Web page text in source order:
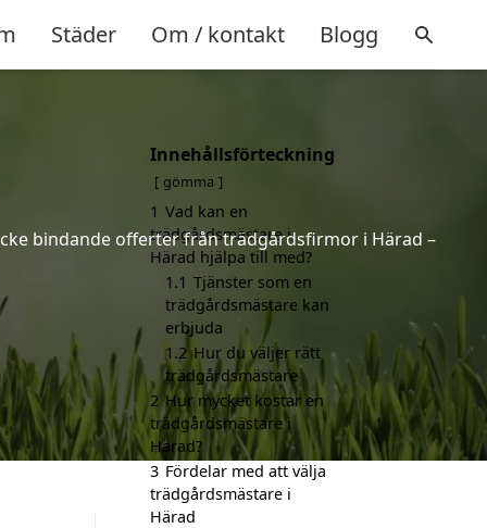
Städer Om / kontakt Blogg
bindande offerter från trädgårdsfirmor i Härad –
Innehållsförteckning
gömma
1 Vad kan en
trädgårdsmästare i
Härad hjälpa till med?
1.1 Tjänster som en
trädgårdsmästare kan
erbjuda
1.2 Hur du väljer rätt
trädgårdsmästare
2 Hur mycket kostar en
trädgårdsmästare i
Härad?
3 Fördelar med att välja
trädgårdsmästare i
Härad